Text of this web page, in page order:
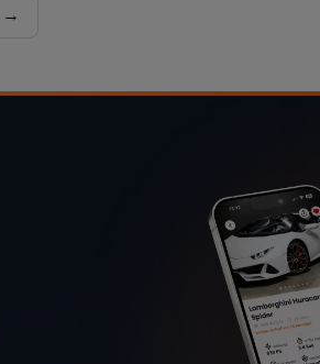
→